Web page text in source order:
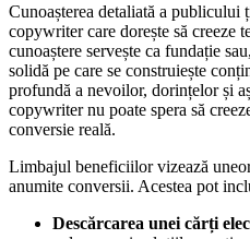
Cunoașterea detaliată a publicului
copywriter care dorește să creeze
cunoaștere servește ca fundație
solidă pe care se construiește
profundă a nevoilor, dorințelor și
copywriter nu poate spera să
conversie reală.
Limbajul beneficiilor vizează
anumite conversii. Acestea pot
Descărcarea unei cărți